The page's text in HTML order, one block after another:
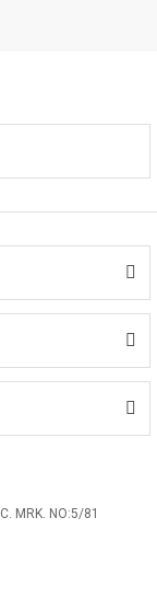
MRK. NO:5/81